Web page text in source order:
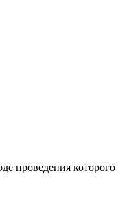
проведения которого